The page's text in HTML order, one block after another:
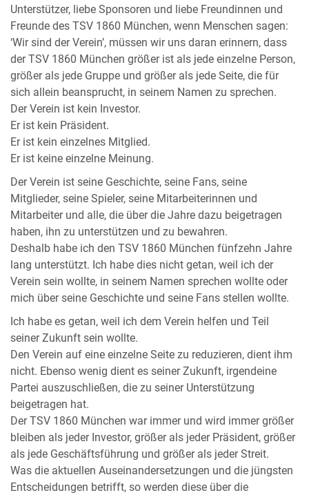
Unterstützer, liebe Sponsoren und liebe Freundinnen und
Freunde des TSV 1860 München, wenn Menschen sagen:
‘Wir sind der Verein’, müssen wir uns daran erinnern, dass
der TSV 1860 München größer ist als jede einzelne Person,
größer als jede Gruppe und größer als jede Seite, die für
sich allein beansprucht, in seinem Namen zu sprechen.
Der Verein ist kein Investor.
Er ist kein Präsident.
Er ist kein einzelnes Mitglied.
Er ist keine einzelne Meinung.
Der Verein ist seine Geschichte, seine Fans, seine
Mitglieder, seine Spieler, seine Mitarbeiterinnen und
Mitarbeiter und alle, die über die Jahre dazu beigetragen
haben, ihn zu unterstützen und zu bewahren.
Deshalb habe ich den TSV 1860 München fünfzehn Jahre
lang unterstützt. Ich habe dies nicht getan, weil ich der
Verein sein wollte, in seinem Namen sprechen wollte oder
mich über seine Geschichte und seine Fans stellen wollte.
Ich habe es getan, weil ich dem Verein helfen und Teil
seiner Zukunft sein wollte.
Den Verein auf eine einzelne Seite zu reduzieren, dient ihm
nicht. Ebenso wenig dient es seiner Zukunft, irgendeine
Partei auszuschließen, die zu seiner Unterstützung
beigetragen hat.
Der TSV 1860 München war immer und wird immer größer
bleiben als jeder Investor, größer als jeder Präsident, größer
als jede Geschäftsführung und größer als jeder Streit.
Was die aktuellen Auseinandersetzungen und die jüngsten
Entscheidungen betrifft, so werden diese über die